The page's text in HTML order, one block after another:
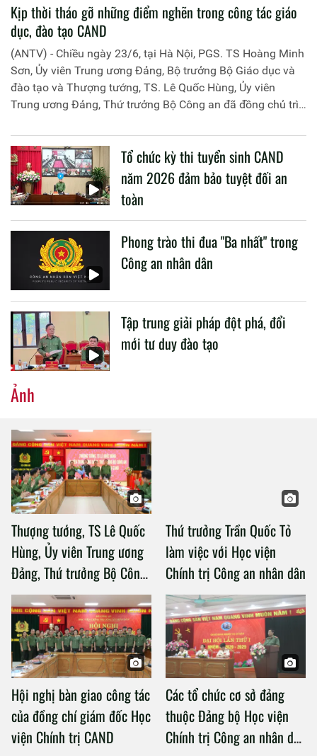
Kịp thời tháo gỡ những điểm nghẽn trong công tác giáo
dục, đào tạo CAND
(ANTV) - Chiều ngày 23/6, tại Hà Nội, PGS. TS Hoàng Minh
Sơn, Ủy viên Trung ương Đảng, Bộ trưởng Bộ Giáo dục và
đào tạo và Thượng tướng, TS. Lê Quốc Hùng, Ủy viên
Trung ương Đảng, Thứ trưởng Bộ Công an đã đồng chủ trì
liên quan đến công tác giáo dục và đào tạo của lực lượng
CAND.
Tổ chức kỳ thi tuyển sinh CAND
năm 2026 đảm bảo tuyệt đối an
toàn
Phong trào thi đua "Ba nhất" trong
Công an nhân dân
Tập trung giải pháp đột phá, đổi
mới tư duy đào tạo
Ảnh
Thượng tướng, TS Lê Quốc
Hùng, Ủy viên Trung ương
Đảng, Thứ trưởng Bộ Công
an làm việc với Học viện
Chính trị Công an nhân dân
Thứ trưởng Trần Quốc Tỏ
làm việc với Học viện
Chính trị Công an nhân dân
Hội nghị bàn giao công tác
của đồng chí giám đốc Học
viện Chính trị CAND
Các tổ chức cơ sở đảng
thuộc Đảng bộ Học viện
Chính trị Công an nhân dân